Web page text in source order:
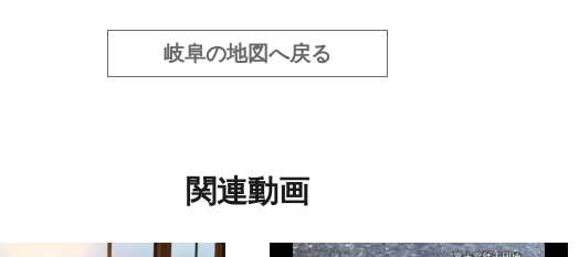
岐阜の地図へ戻る
関連動画